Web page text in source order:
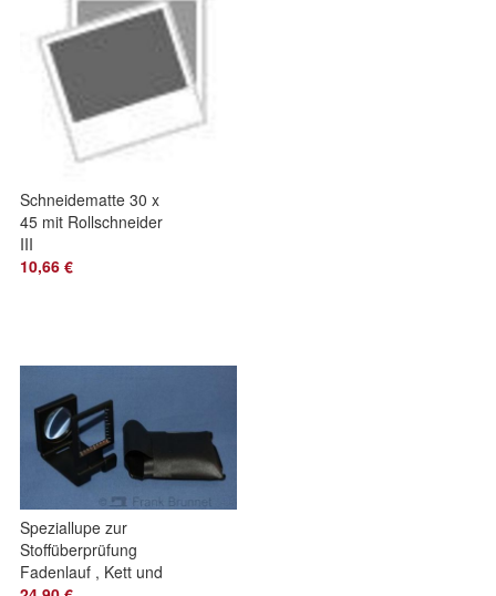
Schneidematte 30 x
45 mit Rollschneider
III
10,66 €
Speziallupe zur
Stoffüberprüfung
Fadenlauf , Kett und